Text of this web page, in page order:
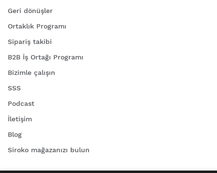
Geri dönüşler
Ortaklık Programı
Sipariş takibi
B2B İş Ortağı Programı
Bizimle çalışın
SSS
Podcast
İletişim
Blog
Siroko mağazanızı bulun